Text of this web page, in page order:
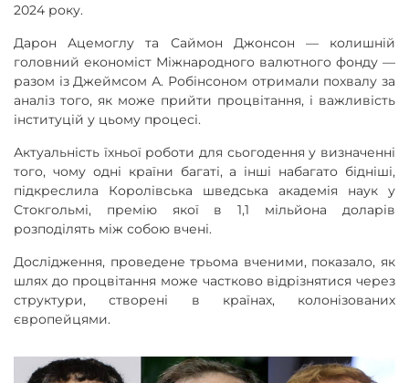
2024 року.
Дарон Ацемоглу та Саймон Джонсон — колишній
головний економіст Міжнародного валютного фонду —
разом із Джеймсом А. Робінсоном отримали похвалу за
аналіз того, як може прийти процвітання, і важливість
інституцій у цьому процесі.
Актуальність їхньої роботи для сьогодення у визначенні
того, чому одні країни багаті, а інші набагато бідніші,
підкреслила Королівська шведська академія наук у
Стокгольмі, премію якої в 1,1 мільйона доларів
розподілять між собою вчені.
Дослідження, проведене трьома вченими, показало, як
шлях до процвітання може частково відрізнятися через
структури, створені в країнах, колонізованих
європейцями.